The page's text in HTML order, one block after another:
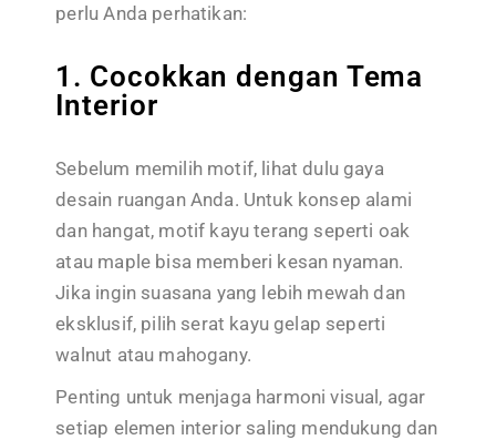
perlu Anda perhatikan:
1. Cocokkan dengan Tema
Interior
Sebelum memilih motif, lihat dulu gaya
desain ruangan Anda. Untuk konsep alami
dan hangat, motif kayu terang seperti oak
atau maple bisa memberi kesan nyaman.
Jika ingin suasana yang lebih mewah dan
eksklusif, pilih serat kayu gelap seperti
walnut atau mahogany.
Penting untuk menjaga harmoni visual, agar
setiap elemen interior saling mendukung dan